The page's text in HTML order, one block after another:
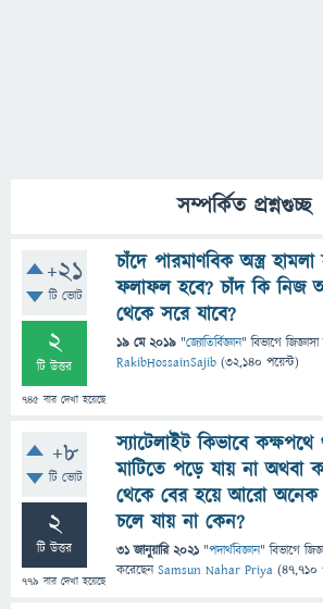
সম্পর্কিত প্রশ্নগুচ্ছ
+21
টি ভোট
2
টি উত্তর
745 বার দেখা হয়েছে
চাঁদে পারমাণবিক অস্ত্র
ফলাফল হবে? চাঁদ কি নিজ
থেকে সরে যাবে?
19 মে 2019 "জ্যোতির্বিজ্ঞান" বিভাগে জিজ্ঞাসা
RakibHossainSajib (32,140 পয়েন্ট)
+8
টি ভোট
2
টি উত্তর
779 বার দেখা হয়েছে
স্যাটেলাইট কিভাবে কক্ষপথে
মাটিতে পড়ে যায় না অথবা
থেকে বের হয়ে আরো অনেক
চলে যায় না কেন?
31 জানুয়ারি 2021 "পদার্থবিজ্ঞান" বিভাগে
করেছেনSamsun Nahar Priya (47,710